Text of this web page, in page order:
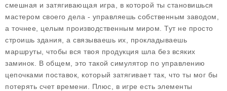
смешная и затягивающая игра, в которой ты становишься
мастером своего дела - управляешь собственным заводом,
а точнее, целым производственным миром. Тут не просто
строишь здания, а связываешь их, прокладываешь
маршруты, чтобы вся твоя продукция шла без всяких
заминок. В общем, это такой симулятор по управлению
цепочками поставок, который затягивает так, что ты мог бы
потерять счет времени. Плюс, в игре есть элементы